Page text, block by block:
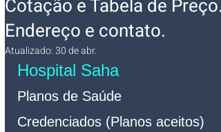
Cotação e Tabela de Preço.
Endereço e contato.
Atualizado:30 de abr.
Hospital Saha
Planos de Saúde
Credenciados (Planos aceitos)